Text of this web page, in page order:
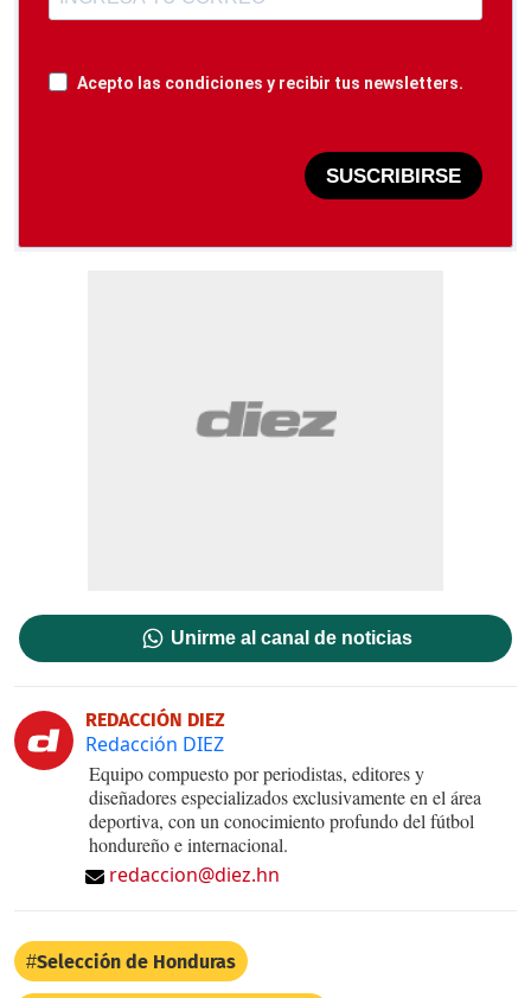
Acepto las condiciones y recibir tus newsletters.
SUSCRIBIRSE
Unirme al canal de noticias
REDACCIÓN DIEZ
Redacción DIEZ
Equipo compuesto por periodistas, editores y
diseñadores especializados exclusivamente en el área
deportiva, con un conocimiento profundo del fútbol
hondureño e internacional.
redaccion@diez.hn
Selección de Honduras